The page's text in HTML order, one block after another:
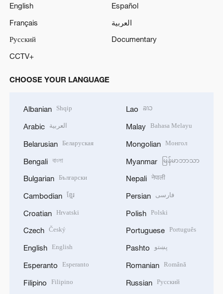
English
Español
Français
العربية
Русский
Documentary
CCTV+
CHOOSE YOUR LANGUAGE
Albanian Shqip
Arabic العربية
Belarusian Беларуская
Bengali বাংলা
Bulgarian Български
Cambodian ខ្មែរ
Croatian Hrvatski
Czech Český
English English
Esperanto Esperanto
Filipino Filipino
Lao ລາວ
Malay Bahasa Melayu
Mongolian Монгол
Myanmar မြန်မာဘာသာ
Nepali नेपाली
Persian فارسی
Polish Polski
Portuguese Português
Pashto پښتو
Romanian Română
Russian Русский